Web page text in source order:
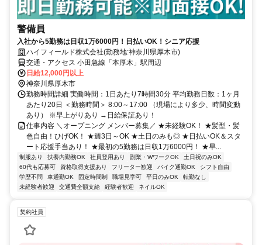
警備員
入社から5勤務は日収1万6000円！日払いOK！シニア応援
ハイフィールド株式会社(勤務地:神奈川県厚木市)
交通・アクセス 小田急線「本厚木」駅周辺
日給12,000円以上
神奈川県厚木市
勤務時間詳細 実働時間：1日あたり7時間30分 平均勤務日数：1ヶ月
あたり20日 ＜勤務時間＞ 8:00～17:00 （現場により多少、時間変動
あり） ※早上がりあり →日給保証あり！
仕事内容 ＼オープニング メンバー募集／ ★未経験OK！ ★髪型・髪
色自由！ひげOK！ ★週3日～OK ★土日のみも◎ ★日払いOK＆スタ
ート応援手当あり！ ★最初の5勤務は日収1万6000円！ ★早...
制服あり 扶養内勤務OK 社員登用あり 副業・WワークOK
土日祝のみOK
60代も応募可
資格取得支援あり フリーター歓迎 バイク通勤OK
シフト自由
学歴不問
車通勤OK 固定時間制 職場見学可 平日のみOK
転勤なし
未経験者歓迎
交通費全額支給 経験者歓迎 ネイルOK
契約社員